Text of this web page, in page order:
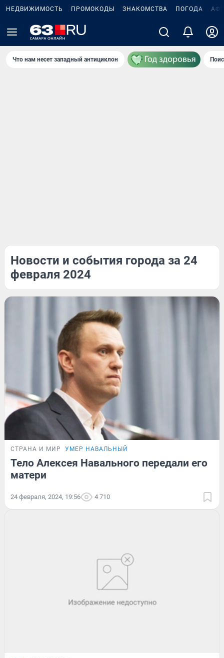
НЕДВИЖИМОСТЬ ПРОМОКОДЫ ЗНАКОМСТВА ПОГОДА
Что нам несет западный антициклон
Новости и события города за 24
февраля 2024
СТРАНА И МИР УМЕР НАВАЛЬНЫЙ
Тело Алексея Навального передали его
матери
24 февраля, 2024, 19:56 4 710